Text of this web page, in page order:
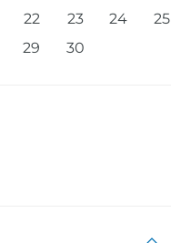
22 23 24
25
29 30